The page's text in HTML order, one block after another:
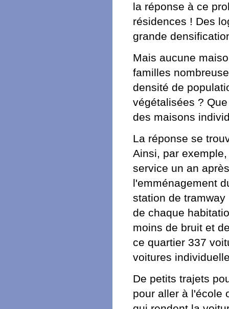
la réponse à ce
résidences ! Des
grande
Mais aucune
familles
densité de
végétalisées ?
des maisons
La réponse se
Ainsi, par
service un an
l'emménagement
station de
de chaque
moins de bruit et
ce quartier 337
voitures
De petits trajets
pour aller à l'école